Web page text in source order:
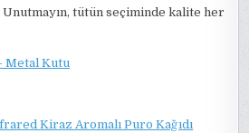
tütün seçiminde kalite her
Metal Kutu
Kiraz Aromalı Puro Kağıdı